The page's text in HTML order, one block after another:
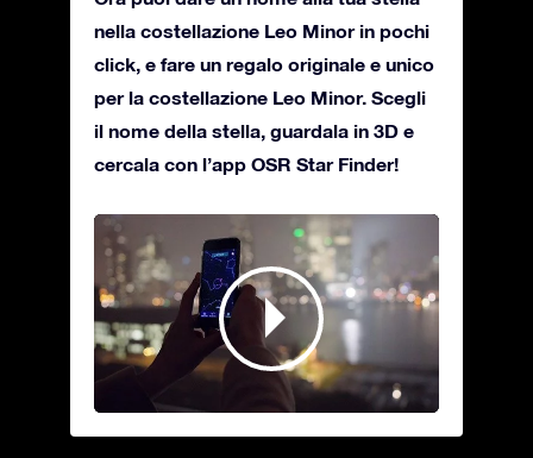
nella costellazione Leo Minor in pochi
click, e fare un regalo originale e unico
per la costellazione Leo Minor. Scegli
il nome della stella, guardala in 3D e
cercala con l’app OSR Star Finder!